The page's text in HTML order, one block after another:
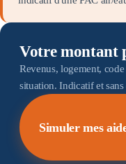
Votre montant
Revenus, logement,
situation. Indicatif et sans
Simuler mes